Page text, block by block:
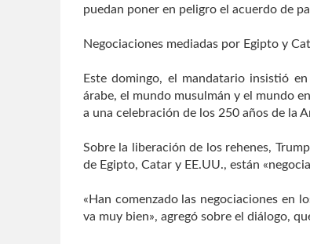
puedan poner en peligro el acuerdo de
Negociaciones mediadas por Egipto y
Este domingo, el mandatario insistió
árabe, el mundo musulmán y el mundo
a una celebración de los 250 años de la
Sobre la liberación de los rehenes,
de Egipto, Catar y EE.UU., están
«Han comenzado las negociaciones en
va muy bien», agregó sobre el diálogo,